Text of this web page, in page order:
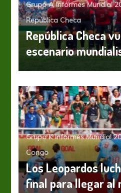
Grupo A Informes Mundial
República Checa
República Checa
escenario
Grupo K Informes Mundial
Congo
Los Leopardos
final para llegar al